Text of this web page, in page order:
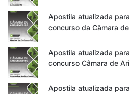
Apostila atualizada
concurso da Câmara
Apostila atualizada
concurso Câmara de
Apostila atualizada